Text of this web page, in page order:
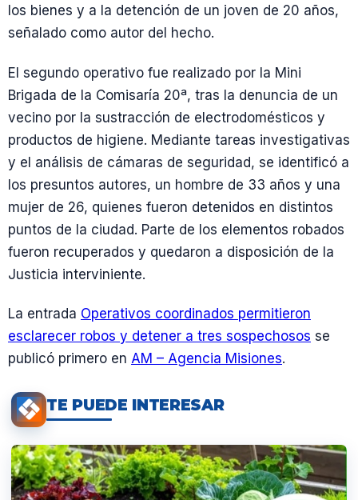
los bienes y a la detención de un joven de 20 años,
señalado como autor del hecho.
El segundo operativo fue realizado por la Mini
Brigada de la Comisaría 20ª, tras la denuncia de un
vecino por la sustracción de electrodomésticos y
productos de higiene. Mediante tareas investigativas
y el análisis de cámaras de seguridad, se identificó a
los presuntos autores, un hombre de 33 años y una
mujer de 26, quienes fueron detenidos en distintos
puntos de la ciudad. Parte de los elementos robados
fueron recuperados y quedaron a disposición de la
Justicia interviniente.
La entrada Operativos coordinados permitieron
esclarecer robos y detener a tres sospechosos se
publicó primero en AM – Agencia Misiones.
TE PUEDE INTERESAR